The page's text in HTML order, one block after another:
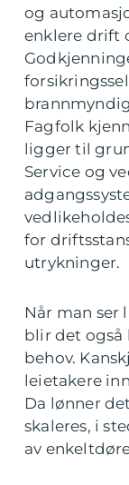
og
enklere drift
Fagfolk
ligger til
Service og
for
utrykninger.
Når man ser
blir det
behov.
leietakere
Da lønner
skaleres, i
av